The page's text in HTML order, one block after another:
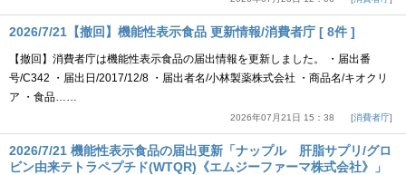
2026/7/21【撤回】機能性表示食品 更新情報/消費者庁 [ 8件 ]
【撤回】消費者庁は機能性表示食品の届出情報を更新しました。 ・届出番
号/C342 ・届出日/2017/12/8 ・届出者名/小林製薬株式会社 ・商品名/キオクリ
ア ・食品……
2026年07月21日 15：38 消費者庁
2026/7/21 機能性表示食品の届出更新「ナップル 肝脂サプリ/グロ
ビン由来テトラペプチド(WTQR)《エムジーファーマ株式会社》」